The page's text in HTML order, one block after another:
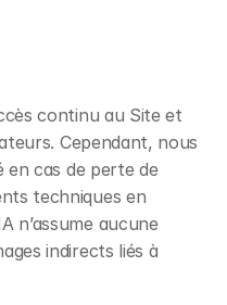
continu au Site et
Cependant, nous
en cas de perte de
techniques en
n’assume aucune
indirects liés à